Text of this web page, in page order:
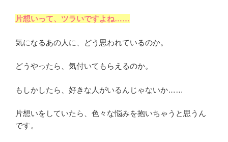
片想いって、ツラいですよね……
気になるあの人に、どう思われているのか。
どうやったら、気付いてもらえるのか。
もしかしたら、好きな人がいるんじゃないか……
片想いをしていたら、色々な悩みを抱いちゃうと思うん
です。